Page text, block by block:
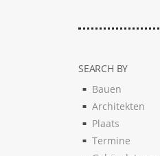
SEARCH BY
Bauen
Architekten
Plaats
Termine